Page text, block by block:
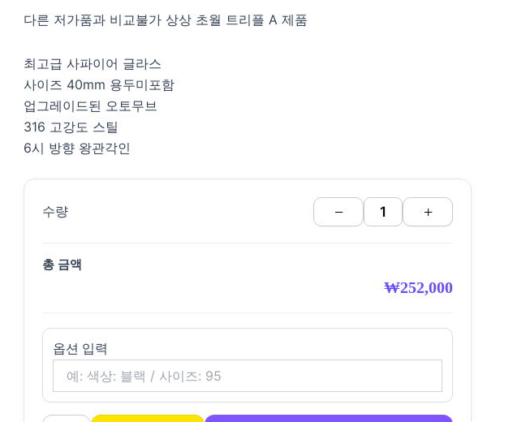
다른 저가품과 비교불가 상상 초월 트리플 A 제품
최고급 사파이어 글라스
사이즈 40mm 용두미포함
업그레이드된 오토무브
316 고강도 스틸
6시 방향 왕관각인
수량 − +
총 금액
₩252,000
옵션 입력